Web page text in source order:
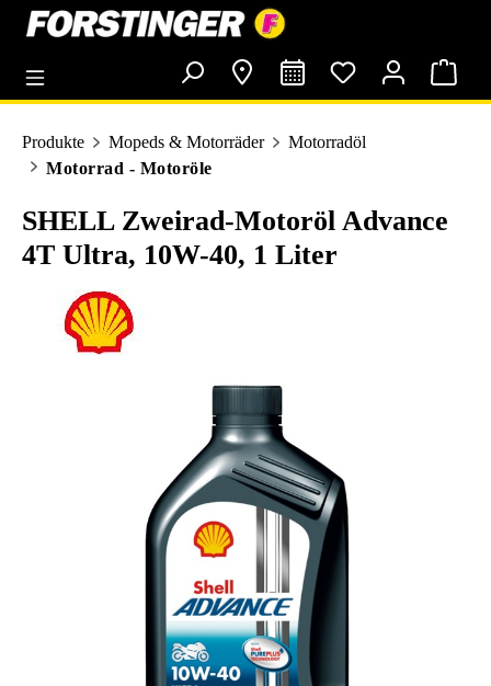
springen
Produkte Mopeds & Motorräder
Motorradöl
Motorrad - Motoröle
SHELL Zweirad-Motoröl Advance
4T Ultra, 10W-40, 1 Liter